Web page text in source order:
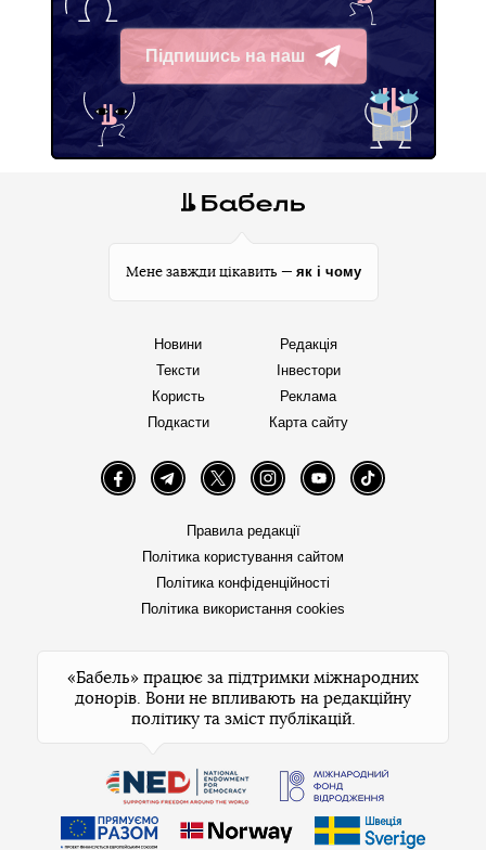
Підпишись на наш
Telegram
Мене завжди цікавить — як і чому
Новини
Тексти
Користь
Подкасти
Редакція
Інвестори
Реклама
Карта сайту
FacebookTelegramTwitter InstagramYouTube TikTok
Правила редакції
Політика користування сайтом
Політика конфіденційності
Політика використання cookies
«Бабель» працює за підтримки міжнародних
донорів. Вони не впливають на редакційну
політику та зміст публікацій.